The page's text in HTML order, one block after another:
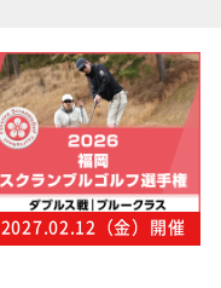
2027.02.12（金）開催